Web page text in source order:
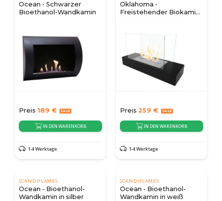
Ocean - Schwarzer
Bioethanol-Wandkamin
Preis 189 €
IN DEN WARENKORB
1-4 Werktage
Oklahoma -
Freistehender Biokamin
Preis 259 €
IN DEN WARENKORB
1-4 Werktage
SCANDIFLAMES
Ocean - Bioethanol-
Wandkamin in silber
SCANDIFLAMES
Ocean - Bioethanol-
Wandkamin in weiß